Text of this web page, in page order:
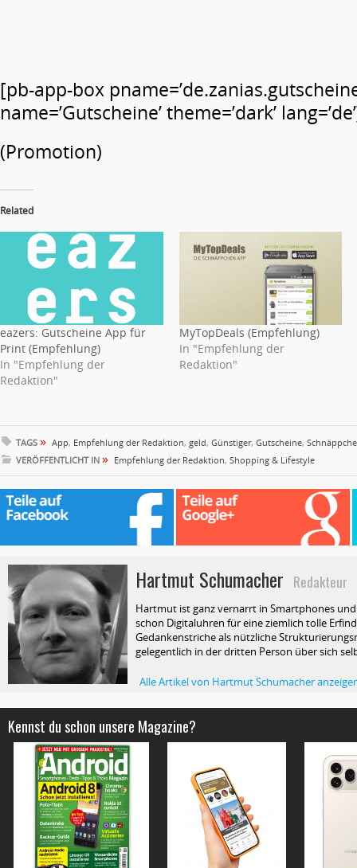
[pb-app-box
name=’Gutscheine’ theme=’dark’
(Promotion)
Related
eazers: Gutscheine App für
Print (Empfehlung)
In "Empfehlung der
Redaktion"
MyTopDeals (Empfehlung)
In "Empfehlung der
Redaktion"
TAGS » App, Empfehlung der Redaktion, geld, Günstiger, Gutscheine,
VERÖFFENTLICHT IN » Empfehlung der Redaktion, Shopping & Lifestyle
Hartmut Schumacher Redakteur
Hartmut ist ganz vernarrt in Smartphones
schon Digitaluhren für eine ziemlich tolle
Gedankenstriche als nützliche
gelegentlich in der dritten Person über sich
Alle Artikel von Hartmut Schumacher
Kennst du schon unsere Magazine?